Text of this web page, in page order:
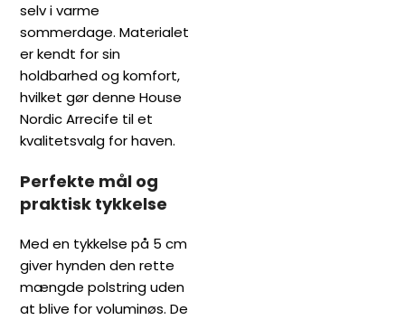
selv i varme
sommerdage. Materialet
er kendt for sin
holdbarhed og komfort,
hvilket gør denne House
Nordic Arrecife til et
kvalitetsvalg for haven.
Perfekte mål og
praktisk tykkelse
Med en tykkelse på 5 cm
giver hynden den rette
mængde polstring uden
at blive for voluminøs. De